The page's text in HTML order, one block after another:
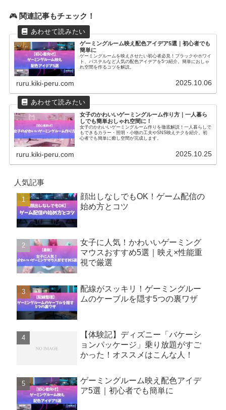
🎮 関連記事もチェック！
ゲーミングルーム映え配色アイデア5選｜初心者でも
簡単に
ゲーミングルームを映えさせたい初心者必見！ブラックやホワイ
ト、パステルなど人気の配色アイデアを5つ紹介。簡単におしゃ
れ空間を作るコツを解説。
ruru.kiki-peru.com 2025.10.06
女子のかわいいゲーミングルーム作り方｜一人暮ら
しでも簡単おしゃれ空間に！
女子のかわいいゲーミングルーム作りを徹底解説！一人暮らしで
もできるカラー・照明・小物の工夫やSNS映えテクを紹介。初
心者でも簡単に癒し空間が完成します。
ruru.kiki-peru.com 2025.10.25
人気記事
顔出しなしでもOK！ゲーム配信の
始め方とコツ
女子に人気！かわいいゲーミング
マウスおすすめ5選｜映え×性能重
視で厳選
配線がスッキリ！ゲーミングルー
ムのケーブルを隠す5つの裏ワザ
【体験記】ディズニー「バケーシ
ョンパッケージ」乗り放題がすご
かった！オススメはこんな人！
ゲーミングルーム映え配色アイデ
ア5選｜初心者でも簡単に